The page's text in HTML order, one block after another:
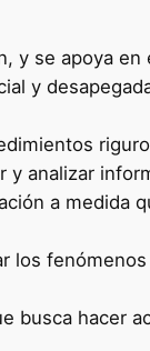
y se apoya
y
analizar
a medida
los
busca hacer